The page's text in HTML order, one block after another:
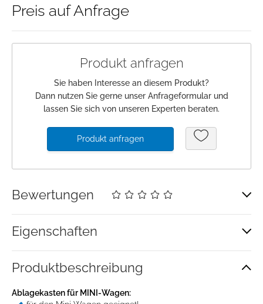
Anmeldung
Warenkorb
Preis auf Anfrage
Produkt anfragen
Sie haben Interesse an diesem Produkt?
Dann nutzen Sie gerne unser Anfrageformular und
lassen Sie sich von unseren Experten beraten.
Produkt anfragen
Bewertungen
Eigenschaften
Produkt­beschreibung
Ablagekasten für MINI-Wagen: